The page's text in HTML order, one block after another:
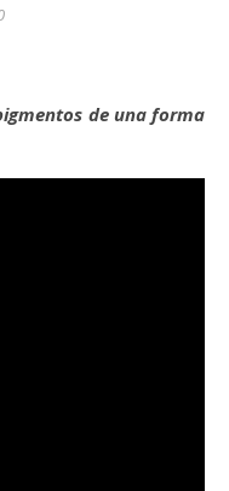
de una forma